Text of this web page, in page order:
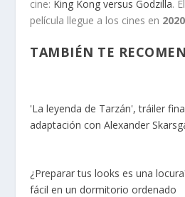
cine: King Kong versus Godzilla.
película llegue a los cines en 2020
TAMBIÉN TE
'La leyenda de Tarzán', tráiler
adaptación con Alexander
¿Preparar tus looks es una
fácil en un dormitorio ordenado